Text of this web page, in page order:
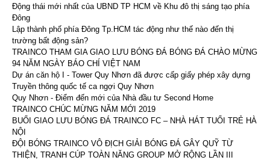
Động thái mới nhất của UBND TP HCM về Khu đô thị sáng tạo phía
Đông
Lập thành phố phía Đông Tp.HCM tác động như thế nào đến thị
trường bất động sản?
TRAINCO THAM GIA GIAO LƯU BÓNG ĐÁ BÓNG ĐÁ CHÀO MỪNG
94 NĂM NGÀY BÁO CHÍ VIỆT NAM
Dự án căn hộ I - Tower Quy Nhơn đã được cấp giấy phép xây dựng
Truyền thông quốc tế ca ngợi Quy Nhơn
Quy Nhơn - Điểm đến mới của Nhà đầu tư Second Home
TRAINCO CHÚC MỪNG NĂM MỚI 2019
BUỔI GIAO LƯU BÓNG ĐÁ TRAINCO FC – NHÀ HÁT TUỔI TRẺ HÀ
NỘI
ĐỘI BÓNG TRAINCO VÔ ĐỊCH GIẢI BÓNG ĐÁ GÂY QUỸ TỪ
THIỆN, TRANH CÚP TOÀN NĂNG GROUP MỞ RỘNG LẦN III